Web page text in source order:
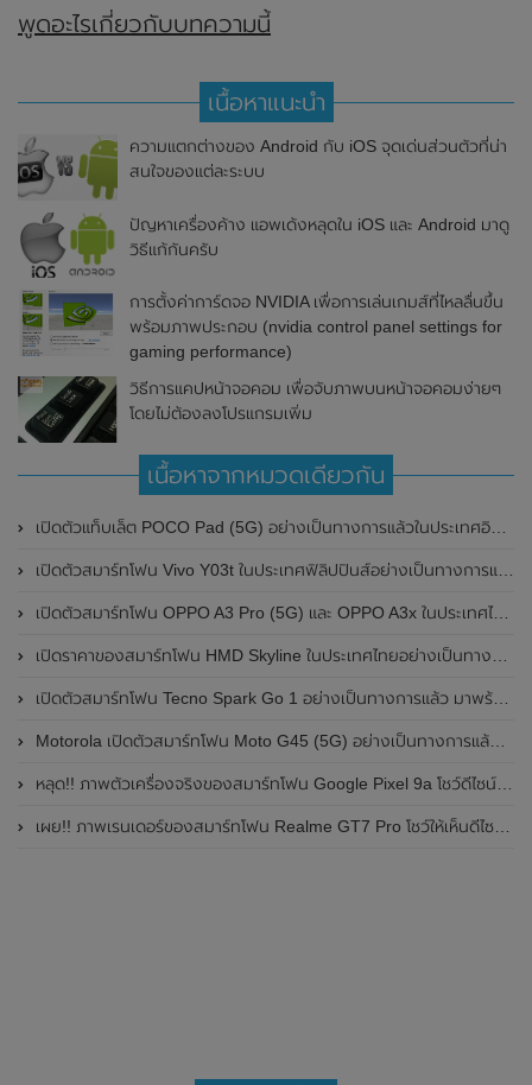
พูดอะไรเกี่ยวกับบทความนี้
เนื้อหาแนะนำ
ความแตกต่างของ Android กับ iOS จุดเด่นส่วนตัวที่น่า
สนใจของแต่ละระบบ
ปัญหาเครื่องค้าง แอพเด้งหลุดใน iOS และ Android มาดู
วิธีแก้กันครับ
การตั้งค่าการ์ดจอ NVIDIA เพื่อการเล่นเกมส์ที่ไหลลื่นขึ้น
พร้อมภาพประกอบ (nvidia control panel settings for
gaming performance)
วิธีการแคปหน้าจอคอม เพื่อจับภาพบนหน้าจอคอมง่ายๆ
โดยไม่ต้องลงโปรแกรมเพิ่ม
เนื้อหาจากหมวดเดียวกัน
เปิดตัวแท็บเล็ต POCO Pad (5G) อย่างเป็นทางการแล้วในประเทศอินเดีย มาพร้อมชิปเซ็ต Snapdragon 7s Gen 2 ของ Qualcomm และรองรับเครือข่าย 5G
เปิดตัวสมาร์ทโฟน Vivo Y03t ในประเทศฟิลิปปินส์อย่างเป็นทางการแล้ว มาพร้อมชิปเซ็ต Unisoc T612 , กล้องหลัง ความละเอียด 13MP , แบตเตอรี่ 5,000mAh และหน้าจอแสดงผล LCD / 90Hz
เปิดตัวสมาร์ทโฟน OPPO A3 Pro (5G) และ OPPO A3x ในประเทศไทยอย่างเป็นทางการแล้ว ในราคาเริ่มต้นเพียง 3,999 บาท
เปิดราคาของสมาร์ทโฟน HMD Skyline ในประเทศไทยอย่างเป็นทางการแล้ว ราคา 14,990 บาท
เปิดตัวสมาร์ทโฟน Tecno Spark Go 1 อย่างเป็นทางการแล้ว มาพร้อมหน้าจอแสดงผล LCD / 120Hz , แบตเตอรี่ 5,000mAh และใช้ชิปเซ็ต Unisoc
Motorola เปิดตัวสมาร์ทโฟน Moto G45 (5G) อย่างเป็นทางการแล้วในอินเดีย
หลุด!! ภาพตัวเครื่องจริงของสมาร์ทโฟน Google Pixel 9a โชว์ดีไซน์ใหม่ กล้องหลังแบนราบ ไม่มีกรอบของกล้องแล้ว
เผย!! ภาพเรนเดอร์ของสมาร์ทโฟน Realme GT7 Pro โชว์ให้เห็นดีไซน์ใหม่ พร้อมเผยรายละเอียดสเปกที่สำคัญบางส่วน